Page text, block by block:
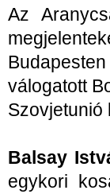
Az
válogatott
Szovjetunió
Balsay
egykori